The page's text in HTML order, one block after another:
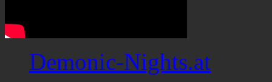
Demonic-Nights.at